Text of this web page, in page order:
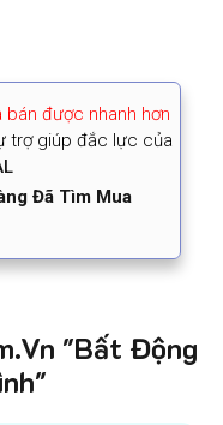
bán được nhanh hơn
trợ giúp đắc lực của
Đã Tìm Mua
"Bất Động